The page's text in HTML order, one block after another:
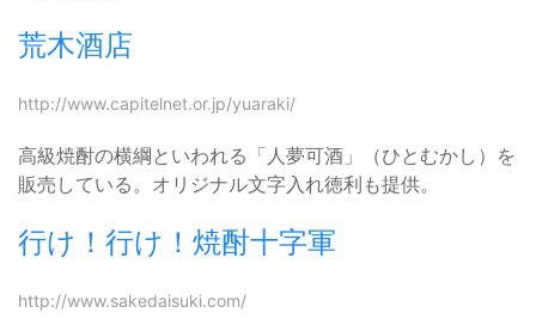
荒木酒店
http://www.capitelnet.or.jp/yuaraki/
高級焼酎の横綱といわれる「人夢可酒」（ひとむかし）を
販売している。オリジナル文字入れ徳利も提供。
行け！行け！焼酎十字軍
http://www.sakedaisuki.com/